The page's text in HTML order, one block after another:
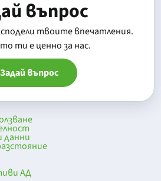
въпрос
твоите впечатления.
ти е ценно за нас.
Задай въпрос
данни
АД